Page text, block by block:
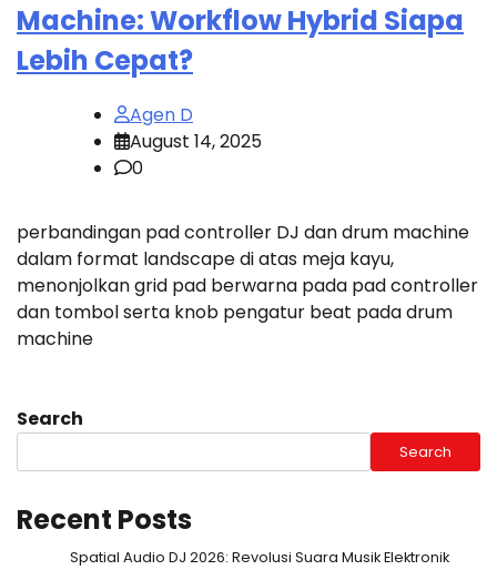
Machine: Workflow Hybrid Siapa
Lebih Cepat?
Agen D
August 14, 2025
0
perbandingan pad controller DJ dan drum machine
dalam format landscape di atas meja kayu,
menonjolkan grid pad berwarna pada pad controller
dan tombol serta knob pengatur beat pada drum
machine
Search
Search
Recent Posts
Spatial Audio DJ 2026: Revolusi Suara Musik Elektronik